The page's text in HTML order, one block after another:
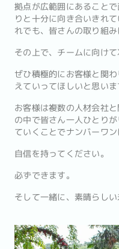
拠点が広範囲にあること
りと十分に向き合いきれ
れでも、皆さんの取り組
その上で、チームに向け
ぜひ積極的にお客様と関
えていってほしいと思いま
お客様は複数の人材会社
の中で皆さん一人ひとり
ていくことでナンバーワ
自信を持ってください。
必ずできます。
そして一緒に、素晴らし